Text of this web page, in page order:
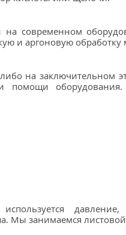
на современном
и аргоновую обработку
на заключительном
помощи
давление,
Мы занимаемся